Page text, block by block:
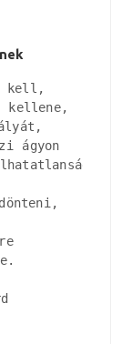
kell,
kellene,
ágyon